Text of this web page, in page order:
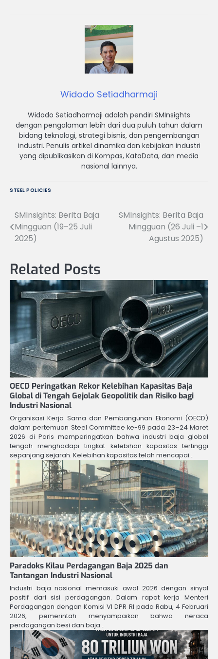
Widodo Setiadharmaji
Widodo Setiadharmaji adalah pendiri SMInsights
dengan pengalaman lebih dari dua puluh tahun dalam
bidang teknologi, strategi bisnis, dan pengembangan
industri. Penulis artikel dinamika dan kebijakan industri
yang dipublikasikan di Kompas, KataData, dan media
nasional lainnya.
STEEL POLICIES
Navigasi
pos
SMInsights: Berita Baja
Mingguan (19–25 Juli
2025)
SMInsights: Berita Baja
Mingguan (26 Juli –1
Agustus 2025)
Related Posts
OECD Peringatkan Rekor Kelebihan Kapasitas Baja
Global di Tengah Gejolak Geopolitik dan Risiko bagi
Industri Nasional
Organisasi Kerja Sama dan Pembangunan Ekonomi (OECD)
dalam pertemuan Steel Committee ke-99 pada 23–24 Maret
2026 di Paris memperingatkan bahwa industri baja global
tengah menghadapi tingkat kelebihan kapasitas tertinggi
sepanjang sejarah. Kelebihan kapasitas telah mencapai…
Paradoks Kilau Perdagangan Baja 2025 dan
Tantangan Industri Nasional
Industri baja nasional memasuki awal 2026 dengan sinyal
positif dari sisi perdagangan. Dalam rapat kerja Menteri
Perdagangan dengan Komisi VI DPR RI pada Rabu, 4 Februari
2026, pemerintah menyampaikan bahwa neraca
perdagangan besi dan baja…